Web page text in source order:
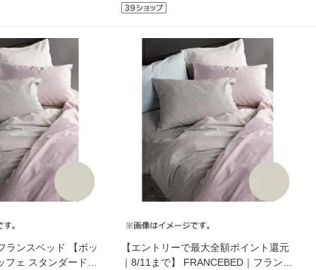
ランスベッド 【ボッ
フェ スタンダード
【エントリーで最大全額ポイント還元
｜8/11まで】 FRANCEBED｜フランス